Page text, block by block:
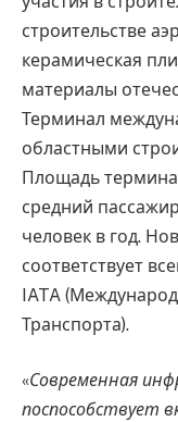
строительстве
керамическая
материалы
Терминал
областными
Площадь
средний
человек в год.
соответствует
IATA
Транспорта).
«Современная
поспособствует